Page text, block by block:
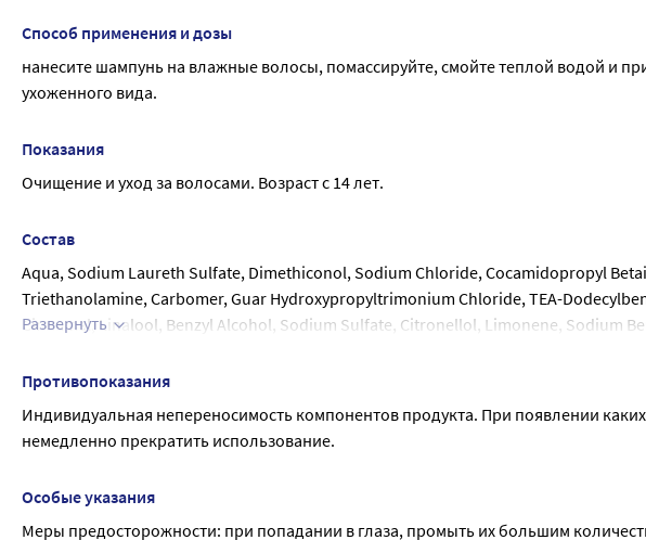
Способ применения и дозы
нанесите шампунь на влажные волосы, помассируйте, смойте теплой водой и
ухоженного вида.
Показания
Очищение и уход за волосами. Возраст с 14 лет.
Состав
Aqua, Sodium Laureth Sulfate, Dimethiconol, Sodium Chloride, Cocamidopropyl
Triethanolamine, Carbomer, Guar Hydroxypropyltrimonium Chloride, TEA-
Cinnamal, Linalool, Benzyl Alcohol, Sodium Sulfate, Citronellol, Limonene, Sodium
Развернуть
Противопоказания
Индивидуальная непереносимость компонентов продукта. При появлении
немедленно прекратить использование.
Особые указания
Меры предосторожности: при попадании в глаза, промыть их большим